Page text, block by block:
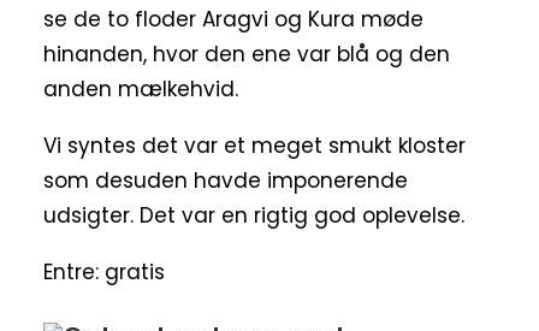
se de to floder Aragvi og Kura møde
hinanden, hvor den ene var blå og den
anden mælkehvid.
Vi syntes det var et meget smukt kloster
som desuden havde imponerende
udsigter. Det var en rigtig god oplevelse.
Entre: gratis